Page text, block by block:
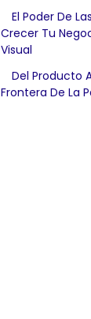
El Poder De
Crecer Tu
Visual
Del Producto
Frontera De La